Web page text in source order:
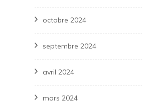
octobre 2024
septembre 2024
avril 2024
mars 2024